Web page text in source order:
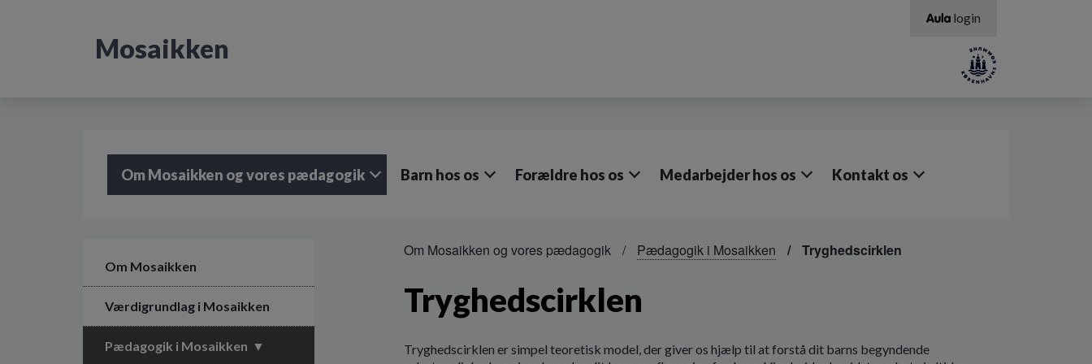
Mosaikken
login
Om Mosaikken og vores pædagogik Barn hos os Forældre hos os Medarbejder hos os Kontakt os
Om Mosaikken
Værdigrundlag i Mosaikken
Pædagogik i Mosaikken
Om Mosaikken og vores pædagogik Pædagogik i Mosaikken Tryghedscirklen
Tryghedscirklen
Tryghedscirklen er simpel teoretisk model, der giver os hjælp til at forstå dit barns begyndende